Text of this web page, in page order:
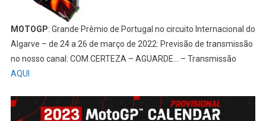
MOTOGP: Grande Prêmio de Portugal no circuito Internacional do
Algarve – de 24 a 26 de março de 2022: Previsão de transmissão
no nosso canal: COM CERTEZA – AGUARDE… – Transmissão
AQUI